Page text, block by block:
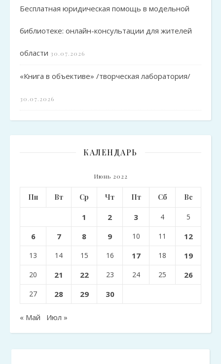
Бесплатная юридическая помощь в модельной
библиотеке: онлайн-консультации для жителей
области 30.07.2026
«Книга в объективе» /творческая лаборатория/
30.07.2026
КАЛЕНДАРЬ
Июнь 2022
Пн Вт Ср Чт Пт Сб Вс
1 2 3 4 5
6 7 8 9 10 11 12
13 14 15 16 17 18 19
20 21 22 23 24 25 26
27 28 29 30
« Май Июл »